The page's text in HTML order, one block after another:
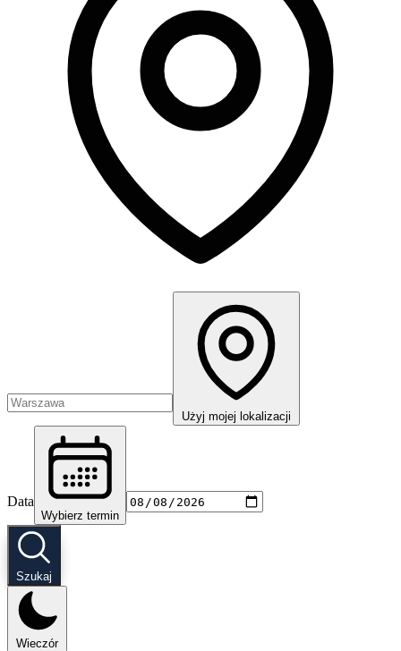
Użyj mojej lokalizacji
Data
Wybierz termin
Szukaj
Wieczór